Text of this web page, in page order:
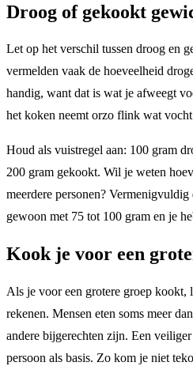
Droog of gekookt
Let op het verschil tussen droog en
vermelden vaak de hoeveelheid
handig, want dat is wat je afweegt
het koken neemt orzo flink wat
Houd als vuistregel aan: 100 gram
200 gram gekookt. Wil je weten
meerdere personen? Vermenigvuldig
gewoon met 75 tot 100 gram en je
Kook je voor een
Als je voor een grotere groep kookt,
rekenen. Mensen eten soms meer
andere bijgerechten zijn. Een
persoon als basis. Zo kom je niet